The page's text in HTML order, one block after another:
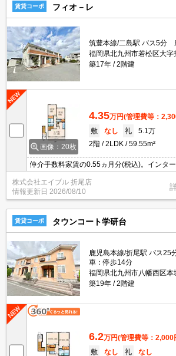
賃貸コーポ フィオ－レ
筑豊本線/二島駅 バス5分
福岡県北九州市若松区大字
築17年
2階建
画像：20枚
4.35万円(管理費等：
敷
なし 礼
5.1万
2階
2LDK 59.55m²
仲介手数料家賃の0.55ヵ月分(税込)。インター
ックスあり。
株式会社エイブル 折尾店
情報更新日 2026/08/10
賃貸コーポ タウンコート学研台
鹿児島本線/折尾駅 バス
車：停歩14分
福岡県北九州市八幡西区本
築19年
2階建
6.2万円(管理費等：2,000
敷
なし 礼
なし